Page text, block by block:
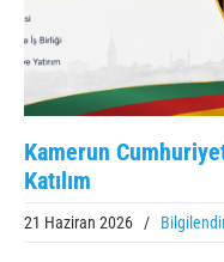
Kamerun
Katılım
21 Haziran 2026 /